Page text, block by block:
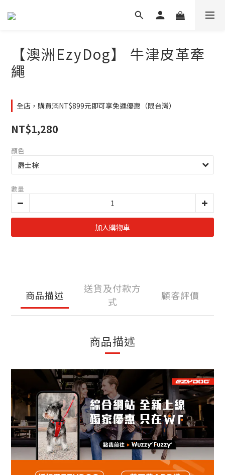
【澳洲EzyDog】 牛津皮革牽
繩
全店，購買滿NT$899元即可享免運優惠（限台灣）
NT$1,280
顏色
數量
加入購物車
商品描述
送貨及付款方
式
顧客評價
商品描述